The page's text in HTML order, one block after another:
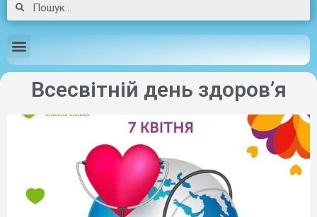
Всесвітній день здоров’я